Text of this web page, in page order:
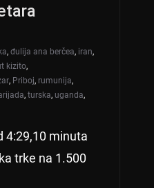
, đulija ana berčea, iran,
kizito,
, Priboj, rumunija,
, turska, uganda,
4:29,10 minuta
trke na 1.500